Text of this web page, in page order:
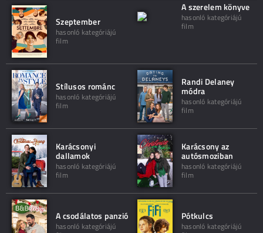
Szeptember
hasonló kategóriájú
film
A szerelem könyve
hasonló kategóriájú
film
Stílusos románc
hasonló kategóriájú
film
Randi Delaney
módra
hasonló kategóriájú
film
Karácsonyi
dallamok
hasonló kategóriájú
film
Karácsony az
autósmoziban
hasonló kategóriájú
film
A csodálatos panzió
hasonló kategóriájú
Pótkulcs
hasonló kategóriájú